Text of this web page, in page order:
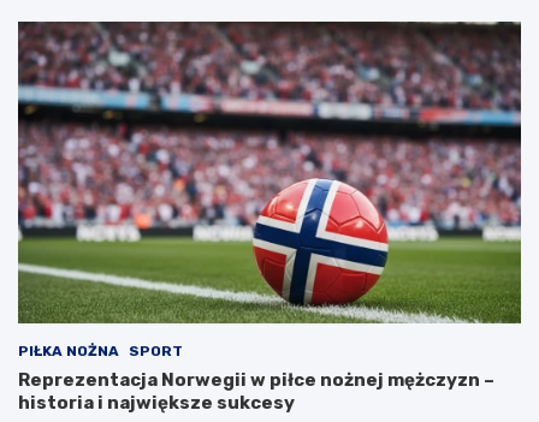
PIŁKA NOŻNA SPORT
Reprezentacja Norwegii w piłce nożnej mężczyzn –
historia i największe sukcesy